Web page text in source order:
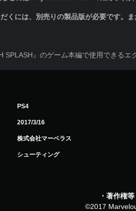
くには、別売りの製品版が必要です。
SPLASH』のゲーム本編で使用できるエ
PS4
2017/3/16
株式会社マーベラス
シューティング
・著作権等
©2017